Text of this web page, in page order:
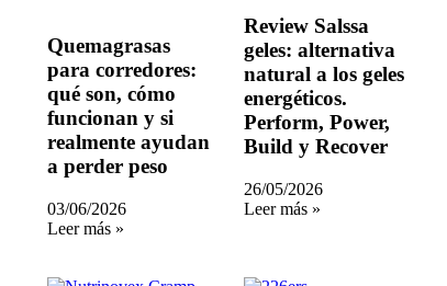
Quemagrasas
para corredores:
qué son, cómo
funcionan y si
realmente ayudan
a perder peso
03/06/2026
Leer más »
Review Salssa
geles: alternativa
natural a los geles
energéticos.
Perform, Power,
Build y Recover
26/05/2026
Leer más »